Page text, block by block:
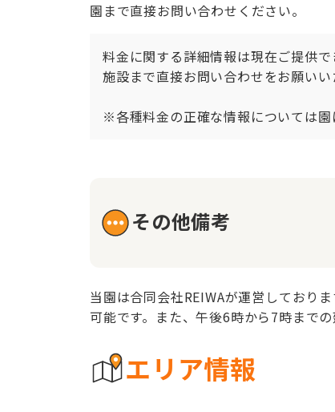
園まで直接お問い合わせください。
料金に関する詳細情報は現在ご提供
施設まで直接お問い合わせをお願いい
※各種料金の正確な情報については
その他備考
当園は合同会社REIWAが運営しており
可能です。また、午後6時から7時まで
エリア情報